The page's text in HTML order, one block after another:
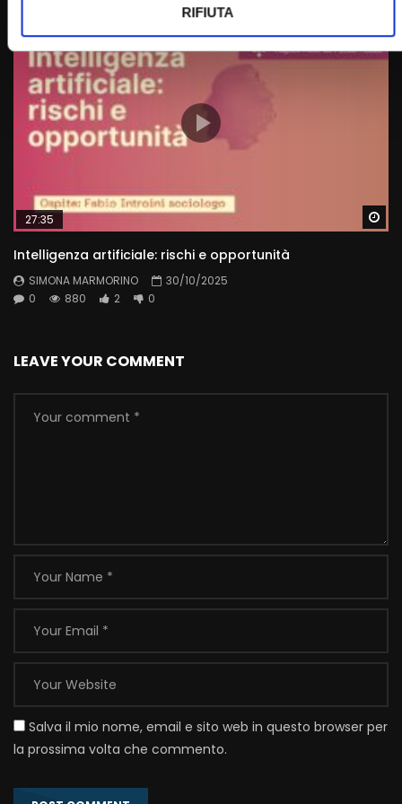
RIFIUTA
27:35
Intelligenza artificiale: rischi e opportunità
SIMONA MARMORINO
30/10/2025
0
880 2 0
LEAVE YOUR COMMENT
Salva il mio nome, email e sito web in questo browser per
la prossima volta che commento.